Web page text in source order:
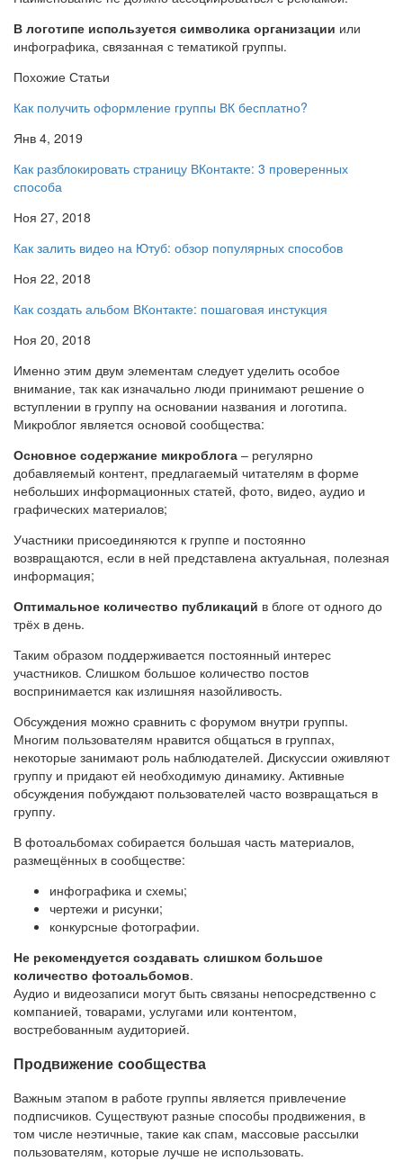
В логотипе используется символика организации или
инфографика, связанная с тематикой группы.
Похожие Статьи
Как получить оформление группы ВК бесплатно?
Янв 4, 2019
Как разблокировать страницу ВКонтакте: 3 проверенных
способа
Ноя 27, 2018
Как залить видео на Ютуб: обзор популярных способов
Ноя 22, 2018
Как создать альбом ВКонтакте: пошаговая инстукция
Ноя 20, 2018
Именно этим двум элементам следует уделить особое
внимание, так как изначально люди принимают решение о
вступлении в группу на основании названия и логотипа.
Микроблог является основой сообщества:
Основное содержание микроблога – регулярно
добавляемый контент, предлагаемый читателям в форме
небольших информационных статей, фото, видео, аудио и
графических материалов;
Участники присоединяются к группе и постоянно
возвращаются, если в ней представлена актуальная, полезная
информация;
Оптимальное количество публикаций в блоге от одного до
трёх в день.
Таким образом поддерживается постоянный интерес
участников. Слишком большое количество постов
воспринимается как излишняя назойливость.
Обсуждения можно сравнить с форумом внутри группы.
Многим пользователям нравится общаться в группах,
некоторые занимают роль наблюдателей. Дискуссии оживляют
группу и придают ей необходимую динамику. Активные
обсуждения побуждают пользователей часто возвращаться в
группу.
В фотоальбомах собирается большая часть материалов,
размещённых в сообществе:
инфографика и схемы;
чертежи и рисунки;
конкурсные фотографии.
Не рекомендуется создавать слишком большое
количество фотоальбомов.
Аудио и видеозаписи могут быть связаны непосредственно с
компанией, товарами, услугами или контентом,
востребованным аудиторией.
Продвижение сообщества
Важным этапом в работе группы является привлечение
подписчиков. Существуют разные способы продвижения, в
том числе неэтичные, такие как спам, массовые рассылки
пользователям, которые лучше не использовать.